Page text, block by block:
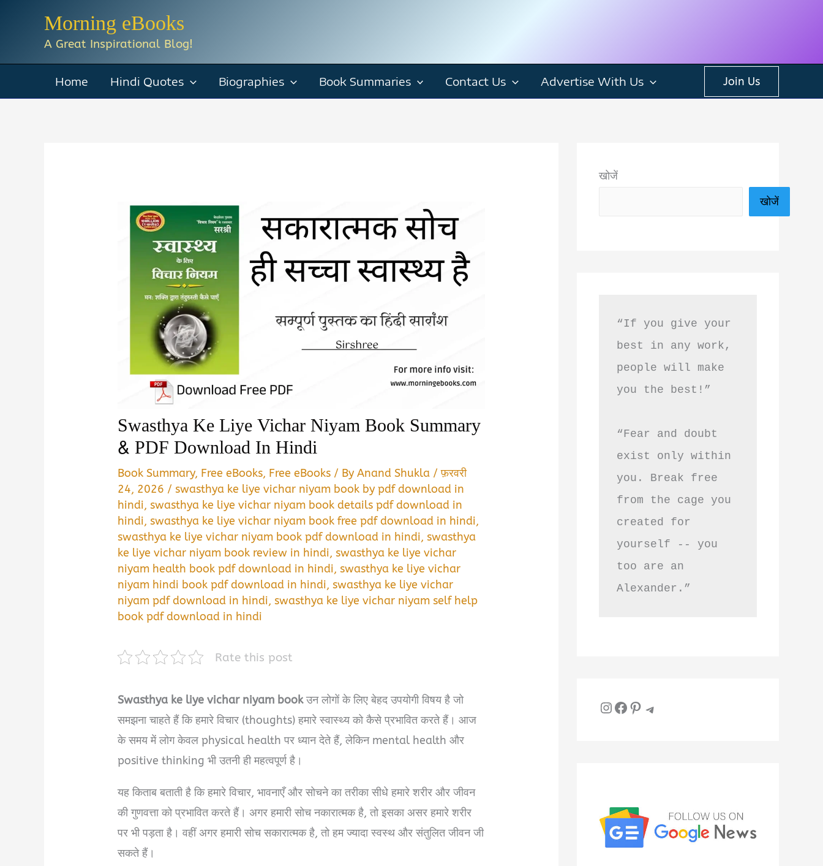
Morning eBooks
A Great Inspirational Blog!
Home Hindi Quotes Biographies Book Summaries Contact Us Advertise With Us Join Us
Swasthya Ke Liye Vichar Niyam Book Summary
& PDF Download In Hindi
Book Summary, Free eBooks, Free eBooks / ByAnand Shukla /फ़रवरी
24, 2026 /swasthya ke liye vichar niyam book by pdf download in
hindi,swasthya ke liye vichar niyam book details pdf download in
hindi,swasthya ke liye vichar niyam book free pdf download in hindi,
swasthya ke liye vichar niyam book pdf download in hindi,swasthya
ke liye vichar niyam book review in hindi,swasthya ke liye vichar
niyam health book pdf download in hindi,swasthya ke liye vichar
niyam hindi book pdf download in hindi,swasthya ke liye vichar
niyam pdf download in hindi,swasthya ke liye vichar niyam self help
book pdf download in hindi
Rate this post
Swasthya ke liye vichar niyam bookउन लोगों के लिए बेहद उपयोगी विषय है जो
समझना चाहते हैं कि हमारे विचार (thoughts) हमारे स्वास्थ्य को कैसे प्रभावित करते हैं। आज
के समय में लोग केवल physical health पर ध्यान देते हैं, लेकिन mental health और
positive thinking भी उतनी ही महत्वपूर्ण है।
यह किताब बताती है कि हमारे विचार, भावनाएँ और सोचने का तरीका सीधे हमारे शरीर और जीवन
की गुणवत्ता को प्रभावित करते हैं। अगर हमारी सोच नकारात्मक है, तो इसका असर हमारे शरीर
पर भी पड़ता है। वहीं अगर हमारी सोच सकारात्मक है, तो हम ज्यादा स्वस्थ और संतुलित जीवन जी
सकते हैं।
खोजें
खोजें
“If you give your
best in any work,
people will make
you the best!”
“Fear and doubt
exist only within
you. Break free
from the cage you
created for
yourself -- you
too are an
Alexander.”
InstagramFacebook Pinterest Telegram